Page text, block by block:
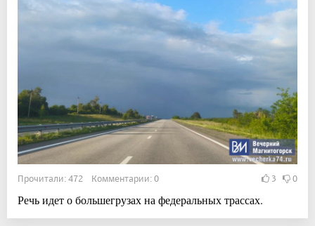
Прочитали: 472 Комментарии: 0 3 0
Речь идет о большегрузах на федеральных трассах.